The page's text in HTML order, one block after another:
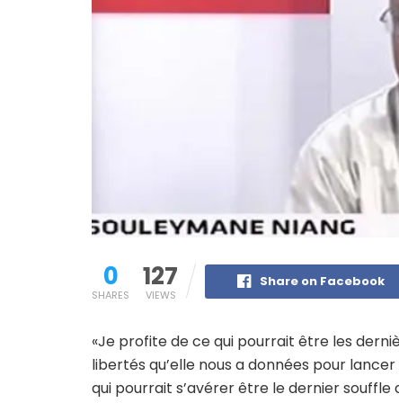
0
SHARES
127
VIEWS
Share on Facebook
«Je profite de ce qui pourrait être les
libertés qu’elle nous a données pour
qui pourrait s’avérer être le dernier souffle